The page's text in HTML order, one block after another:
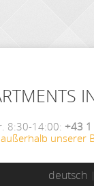
8:30-14:00: +43
unserer
deutsch